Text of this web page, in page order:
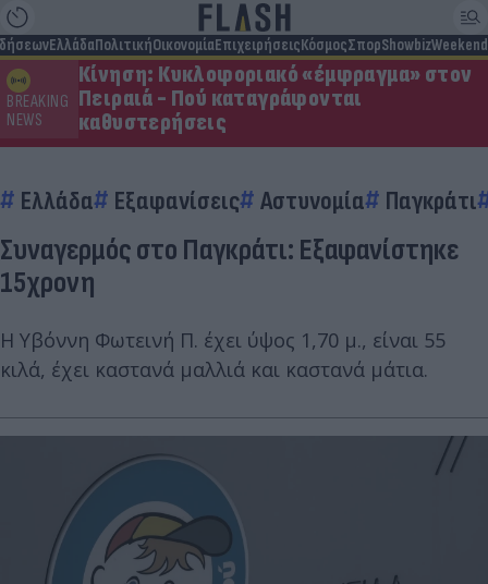
ΕλλάδαΠολιτικήΟικονομίαΕπιχειρήσειςΚόσμοςΣπορShowbizWeekend
BREAKING
NEWS
Κίνηση: Κυκλοφοριακό «έμφραγμα» στον
Πειραιά - Πού καταγράφονται
καθυστερήσεις
Ελλάδα Εξαφανίσεις Αστυνομία Παγκράτι
Συναγερμός στο Παγκράτι: Εξαφανίστηκε
15χρονη
Η Υβόννη Φωτεινή Π. έχει ύψος 1,70 μ., είναι 55
κιλά, έχει καστανά μαλλιά και καστανά μάτια.